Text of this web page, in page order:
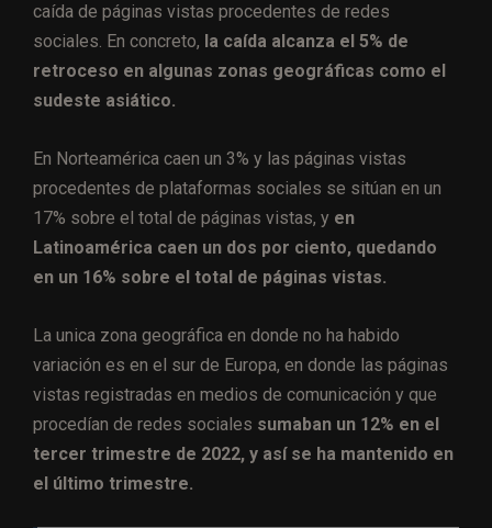
caída de páginas vistas procedentes de redes
sociales. En concreto, la caída alcanza el 5% de
retroceso en algunas zonas geográficas como el
sudeste asiático.
En Norteamérica caen un 3% y las páginas vistas
procedentes de plataformas sociales se sitúan en un
17% sobre el total de páginas vistas, y en
Latinoamérica caen un dos por ciento, quedando
en un 16% sobre el total de páginas vistas.
La unica zona geográfica en donde no ha habido
variación es en el sur de Europa, en donde las páginas
vistas registradas en medios de comunicación y que
procedían de redes sociales sumaban un 12% en el
tercer trimestre de 2022, y así se ha mantenido en
el último trimestre.